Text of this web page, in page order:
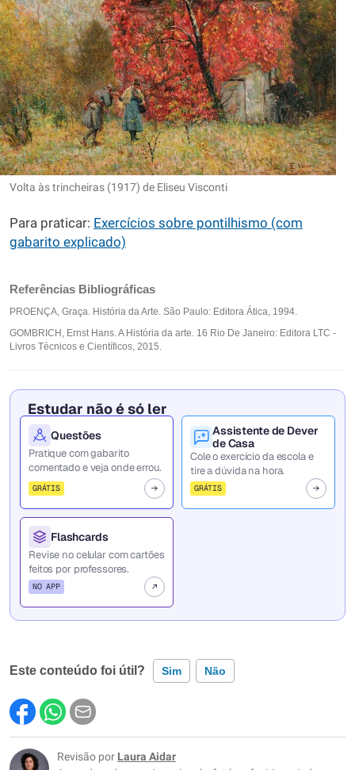
Volta às trincheiras (1917) de Eliseu Visconti
Para praticar: Exercícios sobre pontilhismo (com
gabarito explicado)
Referências Bibliográficas
PROENÇA, Graça. História da Arte. São Paulo: Editora Ática, 1994.
GOMBRICH, Ernst Hans. A História da arte. 16 Rio De Janeiro: Editora LTC -
Livros Técnicos e Científicos, 2015.
Estudar não é só ler
Questões
Pratique com gabarito
comentado e veja onde errou.
GRÁTIS
Assistente de Dever
de Casa
Cole o exercício da escola e
tire a dúvida na hora.
GRÁTIS
Flashcards
Revise no celular com cartões
feitos por professores.
NO APP
Este conteúdo foi útil? Sim Não
Este conteúdo contém informação incorreta
Este conteúdo não tem a informação que procuro
Revisão por Laura Aidar